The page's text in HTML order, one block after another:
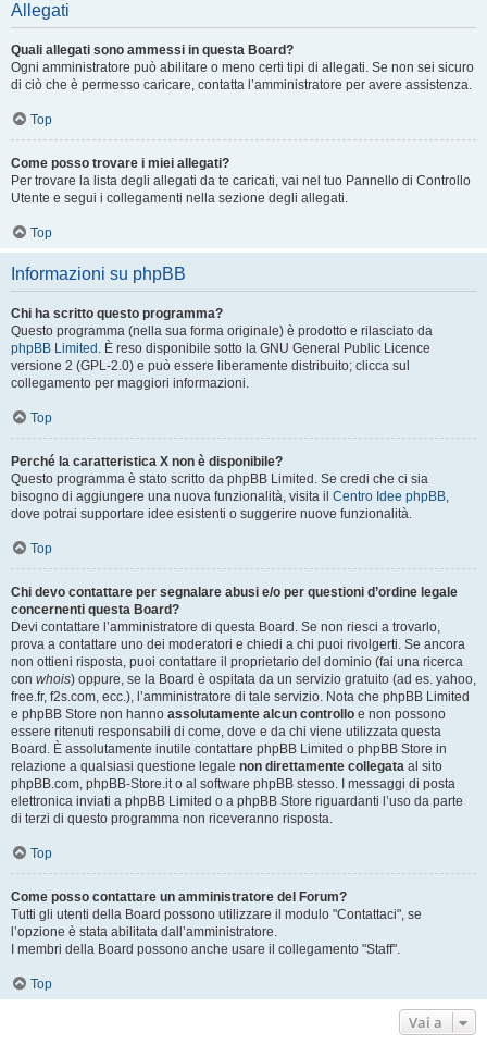
Allegati
Quali allegati sono ammessi in questa Board?
Ogni amministratore può abilitare o meno certi tipi di allegati. Se non sei sicuro
di ciò che è permesso caricare, contatta l’amministratore per avere assistenza.
Top
Come posso trovare i miei allegati?
Per trovare la lista degli allegati da te caricati, vai nel tuo Pannello di Controllo
Utente e segui i collegamenti nella sezione degli allegati.
Top
Informazioni su phpBB
Chi ha scritto questo programma?
Questo programma (nella sua forma originale) è prodotto e rilasciato da
phpBB Limited . È reso disponibile sotto la GNU General Public Licence
versione 2 (GPL-2.0) e può essere liberamente distribuito; clicca sul
collegamento per maggiori informazioni.
Top
Perché la caratteristica X non è disponibile?
Questo programma è stato scritto da phpBB Limited. Se credi che ci sia
bisogno di aggiungere una nuova funzionalità, visita il Centro Idee phpBB,
dove potrai supportare idee esistenti o suggerire nuove funzionalità.
Top
Chi devo contattare per segnalare abusi e/o per questioni d’ordine legale
concernenti questa Board?
Devi contattare l’amministratore di questa Board. Se non riesci a trovarlo,
prova a contattare uno dei moderatori e chiedi a chi puoi rivolgerti. Se ancora
non ottieni risposta, puoi contattare il proprietario del dominio (fai una ricerca
con whois) oppure, se la Board è ospitata da un servizio gratuito (ad es. yahoo,
free.fr, f2s.com, ecc.), l’amministratore di tale servizio. Nota che phpBB Limited
e phpBB Store non hanno assolutamente alcun controllo e non possono
essere ritenuti responsabili di come, dove e da chi viene utilizzata questa
Board. È assolutamente inutile contattare phpBB Limited o phpBB Store in
relazione a qualsiasi questione legale non direttamente collegata al sito
phpBB.com, phpBB-Store.it o al software phpBB stesso. I messaggi di posta
elettronica inviati a phpBB Limited o a phpBB Store riguardanti l’uso da parte
di terzi di questo programma non riceveranno risposta.
Top
Come posso contattare un amministratore del Forum?
Tutti gli utenti della Board possono utilizzare il modulo "Contattaci", se
l’opzione è stata abilitata dall’amministratore.
I membri della Board possono anche usare il collegamento "Staff".
Top
Vai a